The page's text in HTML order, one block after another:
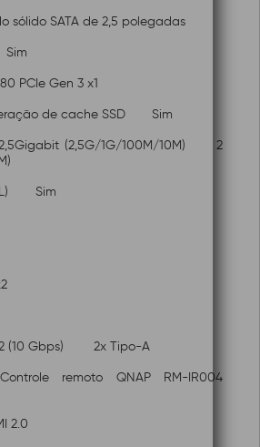
sólido SATA de 2,5 polegadas
Sim
PCIe Gen 3 x1
de cache SSD
Sim
(2,5G/1G/100M/10M)
2
Sim
(10 Gbps)
2x Tipo-A
remoto QNAP RM-IR004
2.0